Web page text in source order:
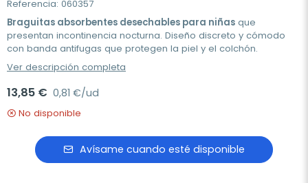
Referencia: 060357
Braguitas absorbentes desechables para niñas que
presentan incontinencia nocturna. Diseño discreto y cómodo
con banda antifugas que protegen la piel y el colchón.
Ver descripción completa
13,85 € 0,81 €/ud
No disponible
Avísame cuando esté disponible